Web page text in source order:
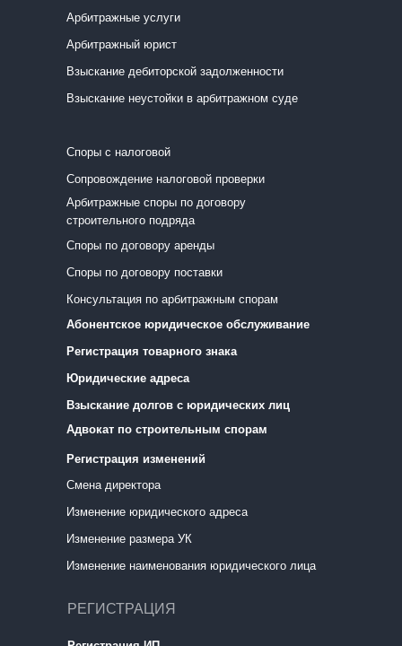
Арбитражные услуги
Арбитражный юрист
Взыскание дебиторской задолженности
Взыскание неустойки в арбитражном суде
Споры с налоговой
Сопровождение налоговой проверки
Арбитражные споры по договору
строительного подряда
Споры по договору аренды
Споры по договору поставки
Консультация по арбитражным спорам
Абонентское юридическое обслуживание
Регистрация товарного знака
Юридические адреса
Взыскание долгов с юридических лиц
Регистрация изменений
Адвокат по строительным спорам
Смена директора
Изменение юридического адреса
Изменение размера УК
Изменение наименования юридического лица
РЕГИСТРАЦИЯ